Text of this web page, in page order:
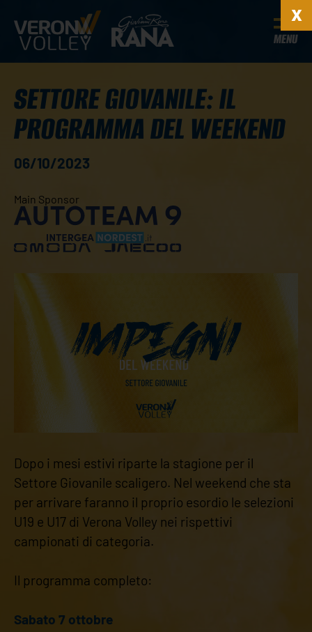
MENU
SETTORE GIOVANILE: IL
PROGRAMMA DEL WEEKEND
06/10/2023
Main Sponsor
Dopo i mesi estivi riparte la stagione per il
Settore Giovanile scaligero. Nel weekend che sta
per arrivare faranno il proprio esordio le selezioni
U19 e U17 di Verona Volley nei rispettivi
campionati di categoria.
Il programma completo:
Sabato 7 ottobre